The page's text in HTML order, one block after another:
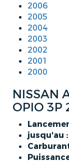
2006
2005
2004
2003
2002
2001
2000
NISSAN
OPIO 3P
jusqu'au :